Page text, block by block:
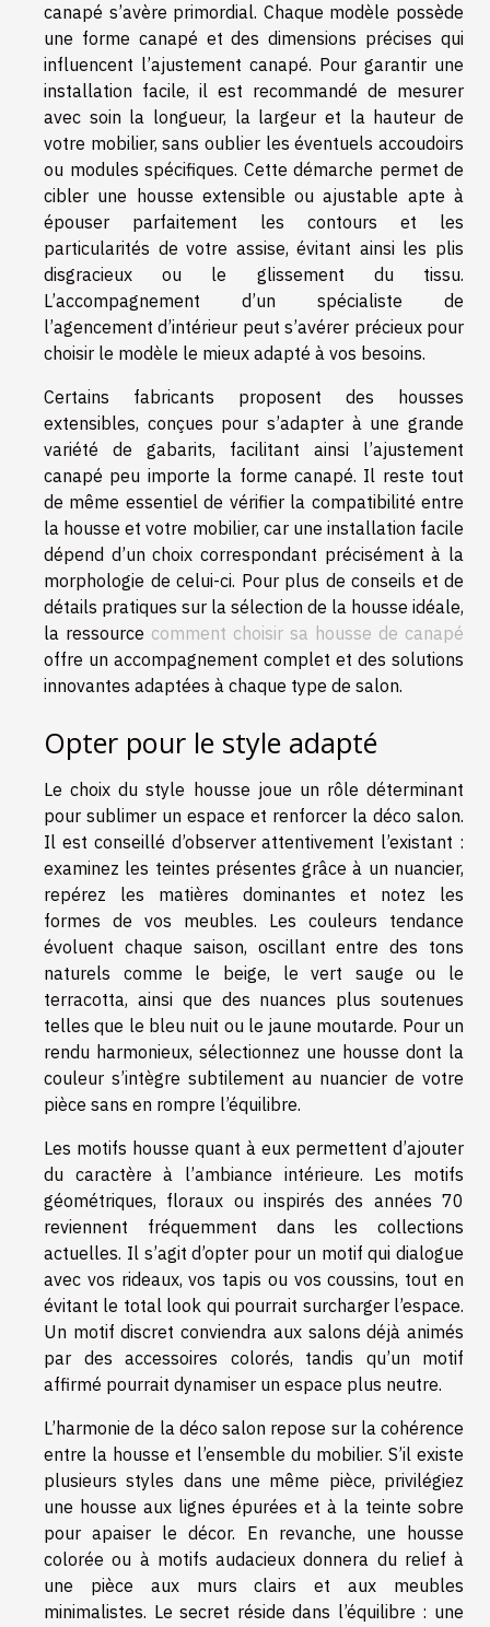
canapé s’avère primordial. Chaque modèle possède
une forme canapé et des dimensions précises qui
influencent l’ajustement canapé. Pour garantir une
installation facile, il est recommandé de mesurer
avec soin la longueur, la largeur et la hauteur de
votre mobilier, sans oublier les éventuels accoudoirs
ou modules spécifiques. Cette démarche permet de
cibler une housse extensible ou ajustable apte à
épouser parfaitement les contours et les
particularités de votre assise, évitant ainsi les plis
disgracieux ou le glissement du tissu.
L’accompagnement d’un spécialiste de
l’agencement d’intérieur peut s’avérer précieux pour
choisir le modèle le mieux adapté à vos besoins.
Certains fabricants proposent des housses
extensibles, conçues pour s’adapter à une grande
variété de gabarits, facilitant ainsi l’ajustement
canapé peu importe la forme canapé. Il reste tout
de même essentiel de vérifier la compatibilité entre
la housse et votre mobilier, car une installation facile
dépend d’un choix correspondant précisément à la
morphologie de celui-ci. Pour plus de conseils et de
détails pratiques sur la sélection de la housse idéale,
la ressource comment choisir sa housse de canapé
offre un accompagnement complet et des solutions
innovantes adaptées à chaque type de salon.
Opter pour le style adapté
Le choix du style housse joue un rôle déterminant
pour sublimer un espace et renforcer la déco salon.
Il est conseillé d’observer attentivement l’existant :
examinez les teintes présentes grâce à un nuancier,
repérez les matières dominantes et notez les
formes de vos meubles. Les couleurs tendance
évoluent chaque saison, oscillant entre des tons
naturels comme le beige, le vert sauge ou le
terracotta, ainsi que des nuances plus soutenues
telles que le bleu nuit ou le jaune moutarde. Pour un
rendu harmonieux, sélectionnez une housse dont la
couleur s’intègre subtilement au nuancier de votre
pièce sans en rompre l’équilibre.
Les motifs housse quant à eux permettent d’ajouter
du caractère à l’ambiance intérieure. Les motifs
géométriques, floraux ou inspirés des années 70
reviennent fréquemment dans les collections
actuelles. Il s’agit d’opter pour un motif qui dialogue
avec vos rideaux, vos tapis ou vos coussins, tout en
évitant le total look qui pourrait surcharger l’espace.
Un motif discret conviendra aux salons déjà animés
par des accessoires colorés, tandis qu’un motif
affirmé pourrait dynamiser un espace plus neutre.
L’harmonie de la déco salon repose sur la cohérence
entre la housse et l’ensemble du mobilier. S’il existe
plusieurs styles dans une même pièce, privilégiez
une housse aux lignes épurées et à la teinte sobre
pour apaiser le décor. En revanche, une housse
colorée ou à motifs audacieux donnera du relief à
une pièce aux murs clairs et aux meubles
minimalistes. Le secret réside dans l’équilibre : une